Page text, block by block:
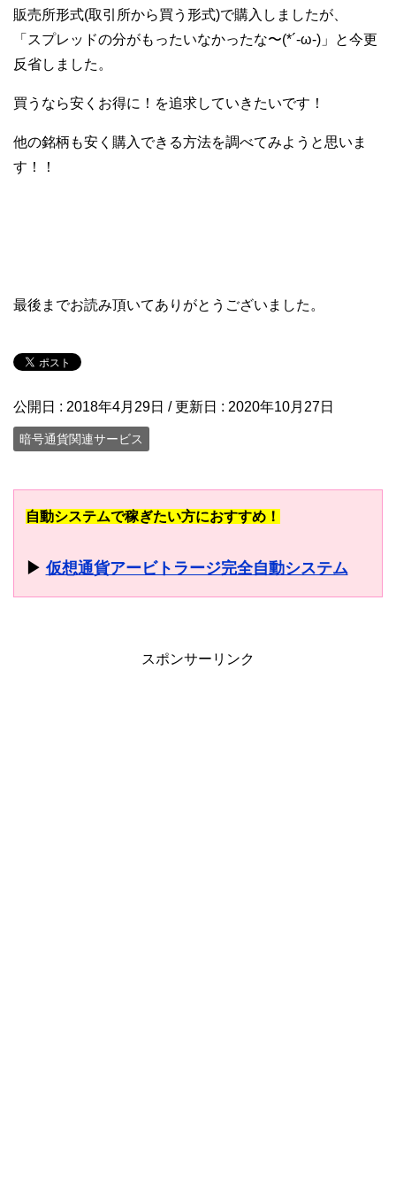
販売所形式(取引所から買う形式)で購入しましたが、
「スプレッドの分がもったいなかったな〜(*´-ω-)」と今更
反省しました。
買うなら安くお得に！を追求していきたいです！
他の銘柄も安く購入できる方法を調べてみようと思いま
す！！
最後までお読み頂いてありがとうございました。
公開日 : 2018年4月29日 / 更新日 : 2020年10月27日
暗号通貨関連サービス
自動システムで稼ぎたい方におすすめ！
▶仮想通貨アービトラージ完全自動システム
スポンサーリンク